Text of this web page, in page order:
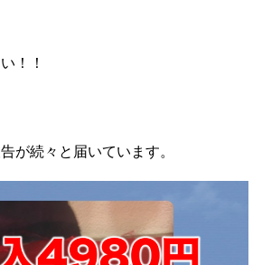
！！
が続々と届いています。